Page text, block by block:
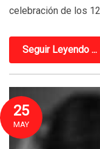
celebración de los
Seguir Leyendo ...
25
MAY